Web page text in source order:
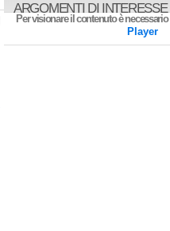
ARGOMENTI DI INTERESSE
Per visionare il contenuto è
Player